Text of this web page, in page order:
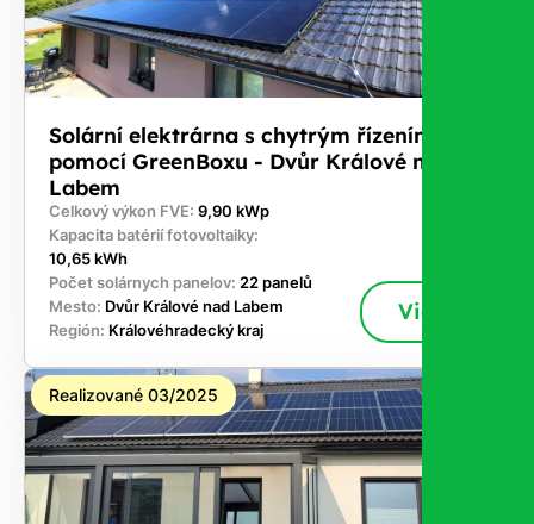
Solární elektrárna s chytrým řízením
pomocí GreenBoxu - Dvůr Králové nad
Labem
Celkový výkon FVE: 9,90 kWp
Kapacita batérií fotovoltaiky:
10,65 kWh
Počet solárnych panelov: 22 panelů
Mesto: Dvůr Králové nad Labem
Región: Královéhradecký kraj
Viac
Realizované 03/2025